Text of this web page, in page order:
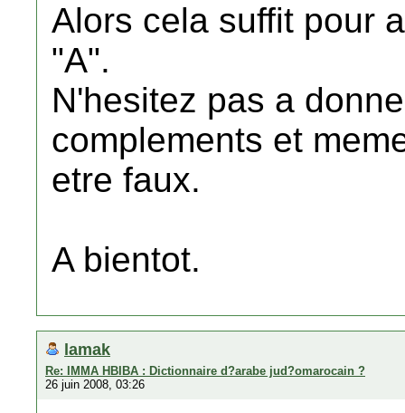
Alors cela suffit pour
"A".
N'hesitez pas a
complements et
etre faux.
A bientot.
lamak
Re: IMMA HBIBA : Dictionnaire d?arabe jud?omarocain ?
26 juin 2008, 03:26